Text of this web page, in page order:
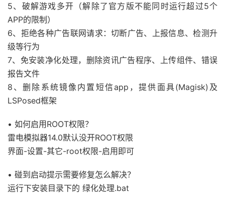
5、破解游戏多开（解除了官方版不能同时运行超过5个
APP的限制）
6、拒绝各种广告联网请求：切断广告、上报信息、检测升
级等行为
7、免安装净化处理，删除资讯广告程序、上传组件、错误
报告文件
8、删除系统镜像内置短信app，提供面具(Magisk)及
LSPosed框架
• 如何启用ROOT权限？
雷电模拟器14.0默认没开ROOT权限
界面-设置-其它-root权限-启用即可
• 碰到启动提示需要修复怎么解决？
运行下安装目录下的 绿化处理.bat